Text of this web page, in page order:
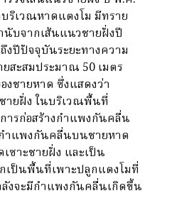
ริเวณหาดแตงโม มีทราย
นับจากเส้นแนวชายฝั่งปี
งปีปัจจุบันระยะทางความ
สะสมประมาณ 50 เมตร
งชายหาด ซึ่งแสดงว่า
ายฝั่ง ในบริเวณพื้นที่
ารก่อสร้างกำแพงกันคลื่น
ำแพงกันคลื่นบนชายหาด
เซาะชายฝั่ง และเป็น
เป็นพื้นที่เพาะปลูกแตงโมที่
ลังจะมีกำแพงกันคลื่นเกิดขึ้น